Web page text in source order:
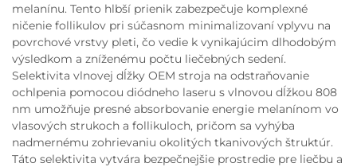
melanínu. Tento hlbší prienik zabezpečuje komplexné
ničenie follikulov pri súčasnom minimalizovaní vplyvu na
povrchové vrstvy pleti, čo vedie k vynikajúcim dlhodobým
výsledkom a zníženému počtu liečebných sedení.
Selektivita vlnovej dĺžky OEM stroja na odstraňovanie
ochlpenia pomocou diódneho laseru s vlnovou dĺžkou 808
nm umožňuje presné absorbovanie energie melanínom vo
vlasových strukoch a follikuloch, pričom sa vyhýba
nadmernému zohrievaniu okolitých tkanivových štruktúr.
Táto selektivita vytvára bezpečnejšie prostredie pre liečbu a